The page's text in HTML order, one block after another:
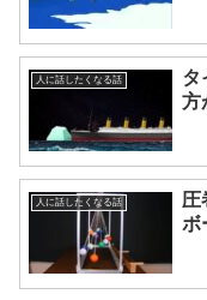
人に話したくなる話
タ
方
人に話したくなる話
圧
ボ